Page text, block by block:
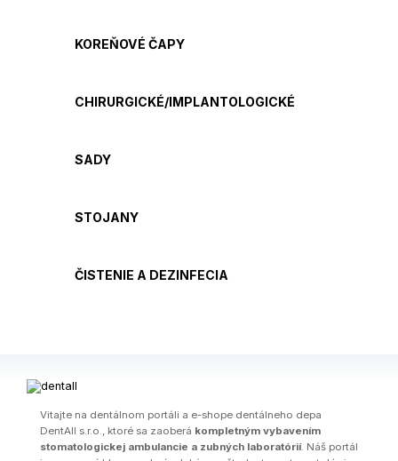
KOREŇOVÉ ČAPY
CHIRURGICKÉ/IMPLANTOLOGICKÉ
SADY
STOJANY
ČISTENIE A DEZINFECIA
Vitajte na dentálnom portáli a e-shope dentálneho depa
DentAll s.r.o., ktoré sa zaoberá kompletným vybavením
stomatologickej ambulancie a zubných laboratórií. Náš portál